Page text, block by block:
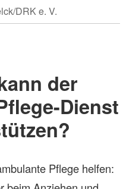
DRK e. V.
der
Dienst
Pflege helfen: